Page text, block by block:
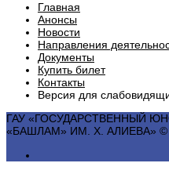
Главная
Анонсы
Новости
Направления
Документы
Купить билет
Контакты
Версия для
ГАУ «ГОСУДАРСТВЕННЫЙ
«БАШЛАМ» ИМ. Х. АЛИЕВА» ©